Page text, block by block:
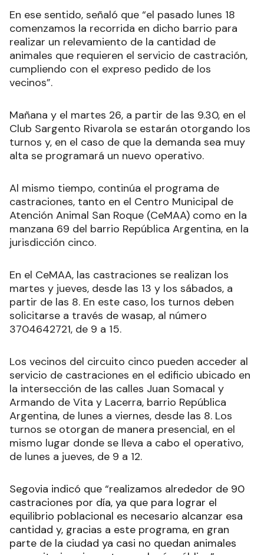
En ese sentido, señaló que “el pasado lunes 18
comenzamos la recorrida en dicho barrio para
realizar un relevamiento de la cantidad de
animales que requieren el servicio de castración,
cumpliendo con el expreso pedido de los
vecinos”.
Mañana y el martes 26, a partir de las 9.30, en el
Club Sargento Rivarola se estarán otorgando los
turnos y, en el caso de que la demanda sea muy
alta se programará un nuevo operativo.
Al mismo tiempo, continúa el programa de
castraciones, tanto en el Centro Municipal de
Atención Animal San Roque (CeMAA) como en la
manzana 69 del barrio República Argentina, en la
jurisdicción cinco.
En el CeMAA, las castraciones se realizan los
martes y jueves, desde las 13 y los sábados, a
partir de las 8. En este caso, los turnos deben
solicitarse a través de wasap, al número
3704642721, de 9 a 15.
Los vecinos del circuito cinco pueden acceder al
servicio de castraciones en el edificio ubicado en
la intersección de las calles Juan Somacal y
Armando de Vita y Lacerra, barrio República
Argentina, de lunes a viernes, desde las 8. Los
turnos se otorgan de manera presencial, en el
mismo lugar donde se lleva a cabo el operativo,
de lunes a jueves, de 9 a 12.
Segovia indicó que “realizamos alrededor de 90
castraciones por día, ya que para lograr el
equilibrio poblacional es necesario alcanzar esa
cantidad y, gracias a este programa, en gran
parte de la ciudad ya casi no quedan animales